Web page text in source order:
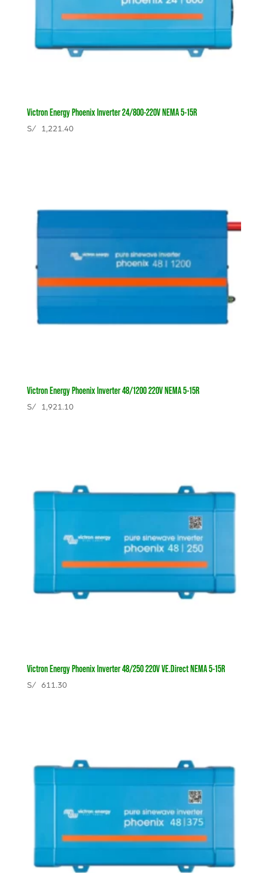
Victron Energy Phoenix Inverter 24/800-220V NEMA 5-15R
S/1,221.40
Victron Energy Phoenix Inverter 48/1200 220V NEMA 5-15R
S/1,921.10
Victron Energy Phoenix Inverter 48/250 220V VE.Direct NEMA 5-15R
S/611.30